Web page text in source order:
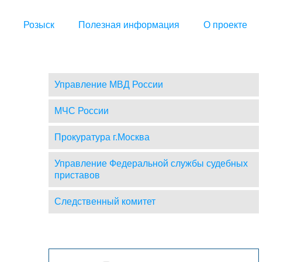
Розыск Полезная информация О проекте
Управление МВД России
МЧС России
Прокуратура г.Москва
Управление Федеральной службы судебных
приставов
Следственный комитет